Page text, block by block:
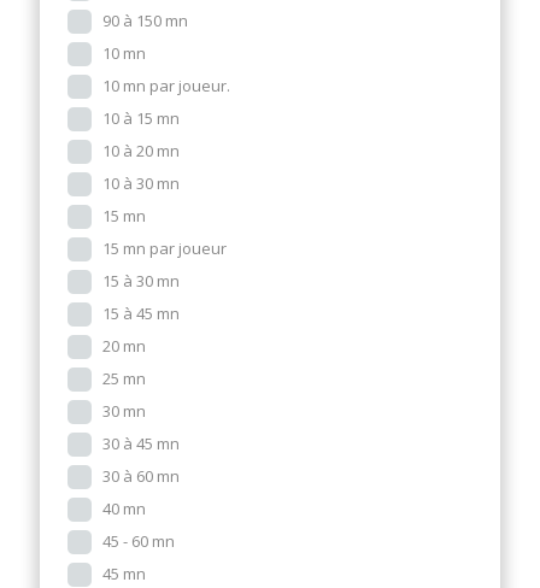
90 à 150 mn
10 mn
10 mn par joueur.
10 à 15 mn
10 à 20 mn
10 à 30 mn
15 mn
15 mn par joueur
15 à 30 mn
15 à 45 mn
20 mn
25 mn
30 mn
30 à 45 mn
30 à 60 mn
40 mn
45 - 60 mn
45 mn